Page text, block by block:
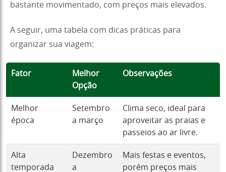
bastante movimentado, com preços mais elevados.
A seguir, uma tabela com dicas práticas para
organizar sua viagem:
Fator
Melhor
Opção
Observações
Melhor
época
Setembro
a março
Clima seco, ideal para
aproveitar as praias e
passeios ao ar livre.
Alta
temporada
Dezembro
a
Mais festas e eventos,
porém preços mais